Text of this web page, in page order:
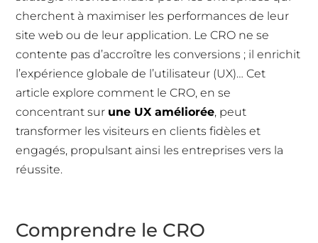
cherchent à maximiser les performances de leur
site web ou de leur application. Le CRO ne se
contente pas d’accroître les conversions ; il enrichit
l’expérience globale de l’utilisateur (UX)… Cet
article explore comment le CRO, en se
concentrant sur une UX améliorée, peut
transformer les visiteurs en clients fidèles et
engagés, propulsant ainsi les entreprises vers la
réussite.
Comprendre le CRO